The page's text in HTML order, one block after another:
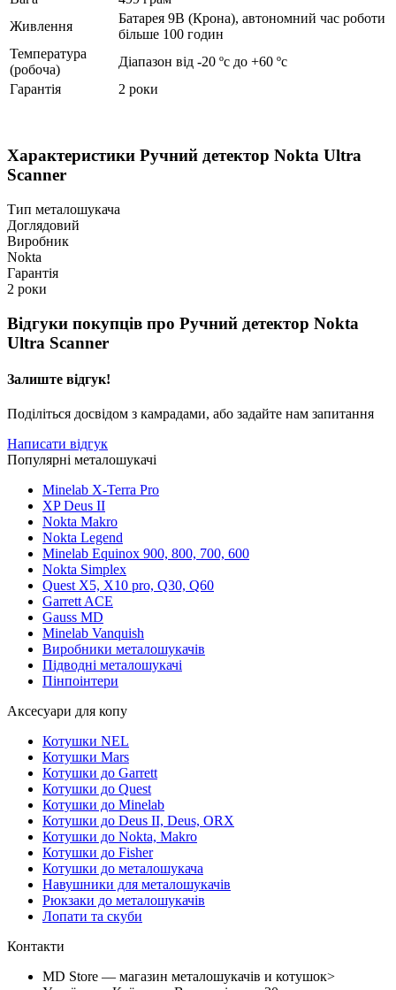
Живлення
Батарея 9В (Крона), автономний час роботи
більше 100 годин
Температура
(робоча)
Діапазон від -20 ºc до +60 ºc
Гарантія
2 роки
Характеристики Ручний детектор Nokta Ultra
Scanner
Тип металошукача
Доглядовий
Виробник
Nokta
Гарантія
2 роки
Відгуки покупців про Ручний детектор Nokta
Ultra Scanner
Залиште відгук!
Поділіться досвідом з камрадами, або задайте нам запитання
Написати відгук
Популярні металошукачі
Minelab X-Terra Pro
XP Deus II
Nokta Makro
Nokta Legend
Minelab Equinox 900, 800, 700, 600
Nokta Simplex
Quest X5, X10 pro, Q30, Q60
Garrett ACE
Gauss MD
Minelab Vanquish
Виробники металошукачів
Підводні металошукачі
Пінпоінтери
Аксесуари для копу
Котушки NEL
Котушки Mars
Котушки до Garrett
Котушки до Quest
Котушки до Minelab
Котушки до Deus II, Deus, ORX
Котушки до Nokta, Makro
Котушки до Fisher
Котушки до металошукача
Навушники для металошукачів
Рюкзаки до металошукачів
Лопати та скуби
Контакти
MD Store — магазин металошукачів и котушок>